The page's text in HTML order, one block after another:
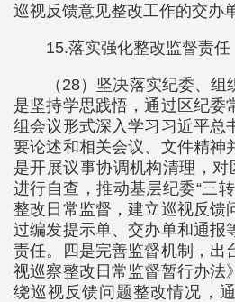
巡视反馈意见整改工作的交办
15.落实强化整改监督责任
（28）坚决落实纪委、
是坚持学思践悟，通过区纪委
组会议形式深入学习习近平总
要论述和相关会议、文件精神
是开展议事协调机构清理，对
进行自查，推动基层纪委“三
整改日常监督，建立巡视反馈
过编发提示单、交办单和通报
责任。四是完善监督机制，出
视巡察整改日常监督暂行办法
绕巡视反馈问题整改情况，